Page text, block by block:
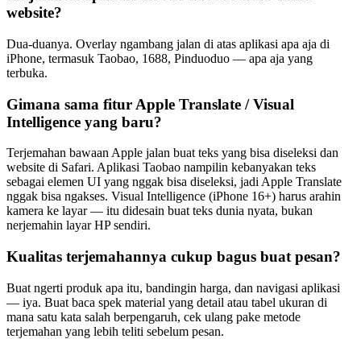
website?
Dua-duanya. Overlay ngambang jalan di atas aplikasi apa aja di
iPhone, termasuk Taobao, 1688, Pinduoduo — apa aja yang
terbuka.
Gimana sama fitur Apple Translate / Visual
Intelligence yang baru?
Terjemahan bawaan Apple jalan buat teks yang bisa diseleksi dan
website di Safari. Aplikasi Taobao nampilin kebanyakan teks
sebagai elemen UI yang nggak bisa diseleksi, jadi Apple Translate
nggak bisa ngakses. Visual Intelligence (iPhone 16+) harus arahin
kamera ke layar — itu didesain buat teks dunia nyata, bukan
nerjemahin layar HP sendiri.
Kualitas terjemahannya cukup bagus buat pesan?
Buat ngerti produk apa itu, bandingin harga, dan navigasi aplikasi
— iya. Buat baca spek material yang detail atau tabel ukuran di
mana satu kata salah berpengaruh, cek ulang pake metode
terjemahan yang lebih teliti sebelum pesan.